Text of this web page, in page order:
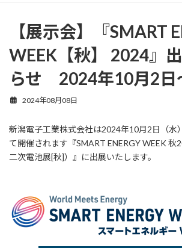
【展示会】『SMART
WEEK【秋】 2024』
らせ 2024年10月2日
2024年08月08日
新潟電子工業株式会社は2024年10月2日（水
て開催されます『SMART ENERGY WEEK 秋
二次電池展[秋]）』に出展いたします。